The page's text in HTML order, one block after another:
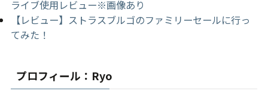
ライブ使用レビュー※画像あり
【レビュー】ストラスブルゴのファミリーセールに行っ
てみた！
プロフィール：Ryo